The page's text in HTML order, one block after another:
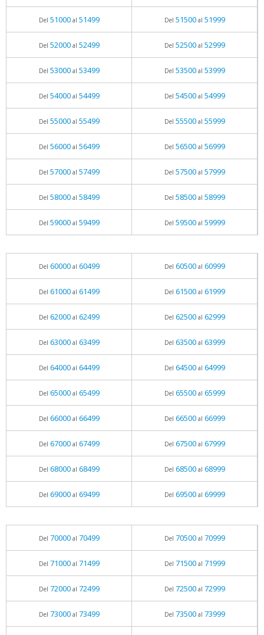
Del 51000al 51499 Del 51500al 51999
Del 52000al 52499 Del 52500al 52999
Del 53000al 53499 Del 53500al 53999
Del 54000al 54499 Del 54500al 54999
Del 55000al 55499 Del 55500al 55999
Del 56000al 56499 Del 56500al 56999
Del 57000al 57499 Del 57500al 57999
Del 58000al 58499 Del 58500al 58999
Del 59000al 59499 Del 59500al 59999
Del 60000al 60499 Del 60500al 60999
Del 61000al 61499 Del 61500al 61999
Del 62000al 62499 Del 62500al 62999
Del 63000al 63499 Del 63500al 63999
Del 64000al 64499 Del 64500al 64999
Del 65000al 65499 Del 65500al 65999
Del 66000al 66499 Del 66500al 66999
Del 67000al 67499 Del 67500al 67999
Del 68000al 68499 Del 68500al 68999
Del 69000al 69499 Del 69500al 69999
Del 70000al 70499 Del 70500al 70999
Del 71000al 71499 Del 71500al 71999
Del 72000al 72499 Del 72500al 72999
Del 73000al 73499 Del 73500al 73999